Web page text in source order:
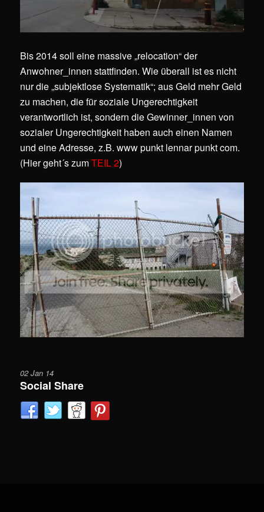
Bis 2014 soll eine massive „relocation“ der
Anwohner_innen stattfinden. Wie überall ist es nicht
nur die „subjektlose Systematik“; aus Geld mehr Geld
zu machen, die für soziale Ungerechtigkeit
verantwortlich ist, sondern die Gewinner_innen von
sozialer Ungerechtigkeit haben auch einen Namen
und eine Adresse, z.B. www punkt lennar punkt com.
(Hier geht´s zumTEIL 2)
02 Jan 14
Social Share